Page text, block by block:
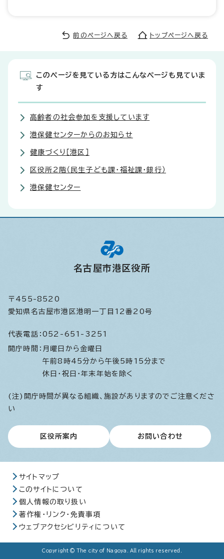
前のページへ戻る トップページへ戻る
このページを見ている方はこんなページも見ていま
す
高齢者の社会参加を支援しています
港保健センターからのお知らせ
健康づくり［港区］
区役所2階（民生子ども課・福祉課・銀行）
港保健センター
名古屋市港区役所
〒455-8520
愛知県名古屋市港区港明一丁目12番20号
代表電話： 052-651-3251
開庁時間： 月曜日から金曜日
午前8時45分から午後5時15分まで
休日・祝日・年末年始を除く
(注)開庁時間が異なる組織、施設がありますのでご注意くださ
い
区役所案内 お問い合わせ
サイトマップ
このサイトについて
個人情報の取り扱い
著作権・リンク・免責事項
ウェブアクセシビリティについて
Copyright © The city of Nagoya. All rights reserved.